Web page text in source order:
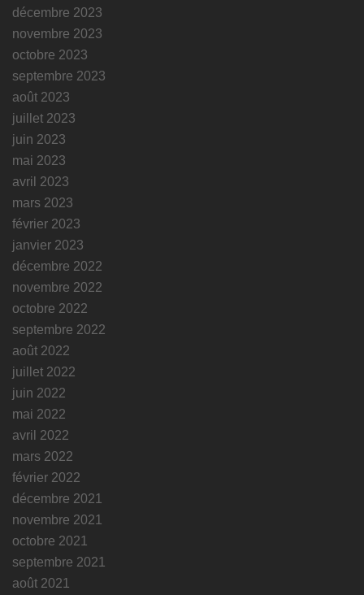
décembre 2023
novembre 2023
octobre 2023
septembre 2023
août 2023
juillet 2023
juin 2023
mai 2023
avril 2023
mars 2023
février 2023
janvier 2023
décembre 2022
novembre 2022
octobre 2022
septembre 2022
août 2022
juillet 2022
juin 2022
mai 2022
avril 2022
mars 2022
février 2022
décembre 2021
novembre 2021
octobre 2021
septembre 2021
août 2021